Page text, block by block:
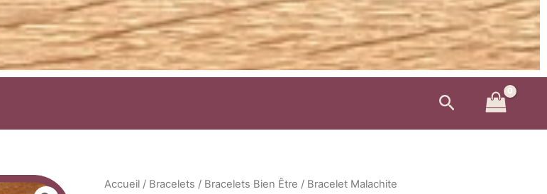
Rechercher
Accueil / Bracelets / Bracelets Bien Être / Bracelet Malachite
Plage
quantité